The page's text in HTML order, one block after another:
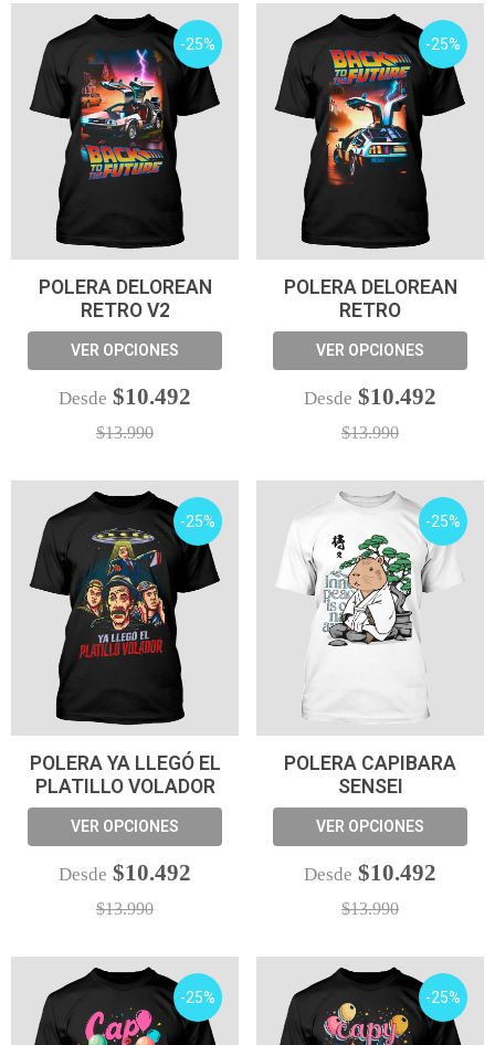
-25%
POLERA DELOREAN
RETRO V2
VER OPCIONES
Desde $10.492
$13.990
-25%
POLERA DELOREAN
RETRO
VER OPCIONES
Desde $10.492
$13.990
-25%
POLERA YA LLEGÓ EL
PLATILLO VOLADOR
VER OPCIONES
Desde $10.492
$13.990
-25%
POLERA CAPIBARA
SENSEI
VER OPCIONES
Desde $10.492
$13.990
-25% -25%